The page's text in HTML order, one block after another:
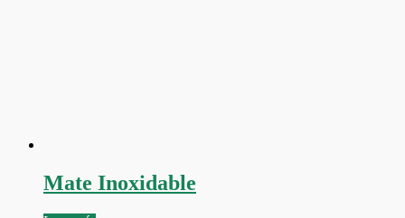
Mate Inoxidable